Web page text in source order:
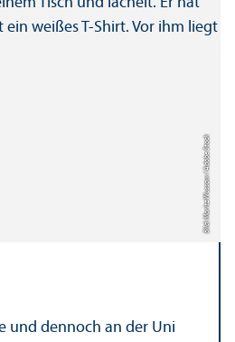
Bild: Moritz Wussow / Adobe Stock
und dennoch an der Uni